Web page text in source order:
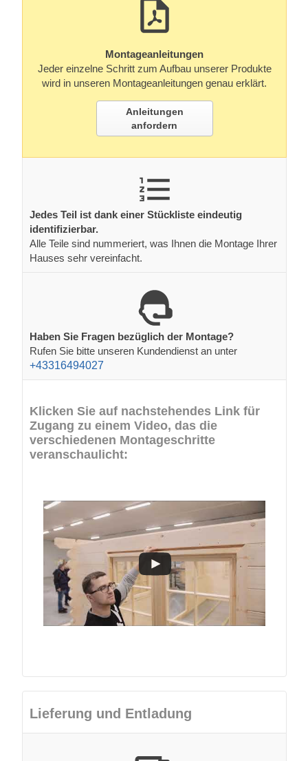
Montageanleitungen
Jeder einzelne Schritt zum Aufbau unserer Produkte
wird in unseren Montageanleitungen genau erklärt.
Anleitungen
anfordern
Jedes Teil ist dank einer Stückliste eindeutig
identifizierbar.
Alle Teile sind nummeriert, was Ihnen die Montage Ihrer
Hauses sehr vereinfacht.
Haben Sie Fragen bezüglich der Montage?
Rufen Sie bitte unseren Kundendienst an unter
+43316494027
Klicken Sie auf nachstehendes Link für
Zugang zu einem Video, das die
verschiedenen Montageschritte
veranschaulicht:
Lieferung und Entladung